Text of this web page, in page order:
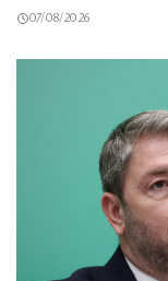
07/08/2026